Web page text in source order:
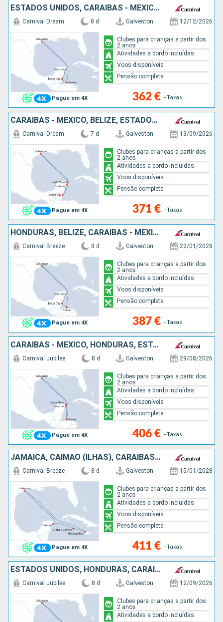
ESTADOS UNIDOS, CARAIBAS - MEXICO, BELIZE, HONDURAS
Pague em 4X
Carnival Dream 8 d Galveston 12/12/2026
362 € +Taxas
Clubes para crianças a partir dos
2 anos
Atividades a bordo incluídas:
Voos disponíveis
Pensão completa
CARAIBAS - MEXICO, BELIZE, ESTADOS UNIDOS
Pague em 4X
Carnival Dream 7 d Galveston 13/09/2026
371 € +Taxas
Clubes para crianças a partir dos
2 anos
Atividades a bordo incluídas:
Voos disponíveis
Pensão completa
HONDURAS, BELIZE, CARAIBAS - MEXICO, ESTADOS UNIDOS
Pague em 4X
Carnival Breeze 8 d Galveston 22/01/2028
387 € +Taxas
Clubes para crianças a partir dos
2 anos
Atividades a bordo incluídas:
Voos disponíveis
Pensão completa
CARAIBAS - MEXICO, HONDURAS, ESTADOS UNIDOS
Pague em 4X
Carnival Jubilee 8 d Galveston 29/08/2026
406 € +Taxas
Clubes para crianças a partir dos
2 anos
Atividades a bordo incluídas:
Voos disponíveis
Pensão completa
JAMAICA, CAIMÃO (ILHAS), CARAIBAS - MEXICO, ESTADOS UNIDOS
Pague em 4X
Carnival Breeze 8 d Galveston 15/01/2028
411 € +Taxas
Clubes para crianças a partir dos
2 anos
Atividades a bordo incluídas:
Voos disponíveis
Pensão completa
ESTADOS UNIDOS, HONDURAS, CARAIBAS - MEXICO
Carnival Jubilee 8 d Galveston 12/09/2026
Clubes para crianças a partir dos
2 anos
Atividades a bordo incluídas: